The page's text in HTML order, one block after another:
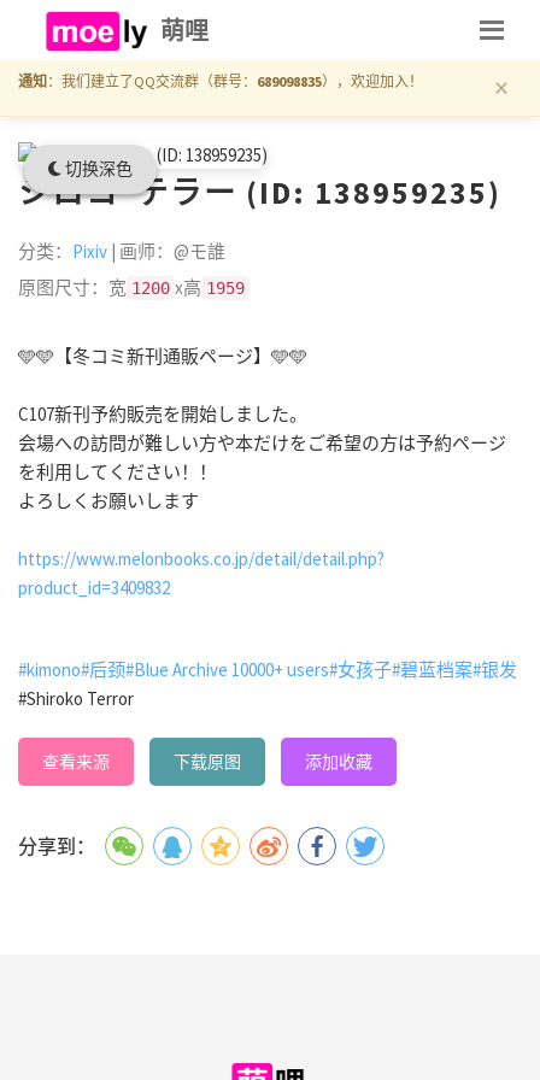
切换深色
萌哩
通知 ：我们建立了QQ交流群（群号： 689098835），欢迎加入！ ×
シロコ*テラー (ID: 138959235)
分类： Pixiv | 画师：@モ誰
原图尺寸：宽 1200 x高 1959
🩵🩵【冬コミ新刊通販ページ】🩵🩵
C107新刊予約販売を開始しました。
会場への訪問が難しい方や本だけをご希望の方は予約ページ
を利用してください！！
よろしくお願いします
https://www.melonbooks.co.jp/detail/detail.php?
product_id=3409832
#kimono#后颈#Blue Archive 10000+ users#女孩子#碧蓝档案#银发
#Shiroko Terror
查看来源 下载原图 添加收藏
分享到：